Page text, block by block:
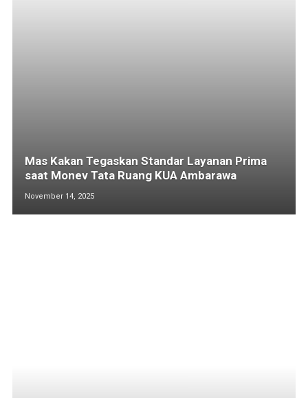
Mas Kakan Tegaskan Standar Layanan Prima
saat Monev Tata Ruang KUA Ambarawa
November 14, 2025